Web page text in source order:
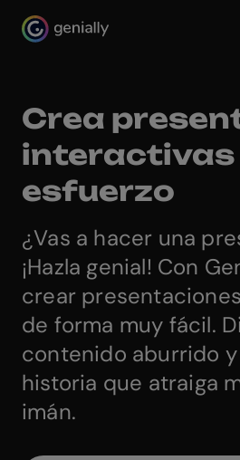
Genialy home page
Crea
interactivas
esfuerzo
¿Vas a hacer una
¡Hazla genial! Con
crear
de forma muy fácil.
contenido aburrido
historia que atraiga
imán.